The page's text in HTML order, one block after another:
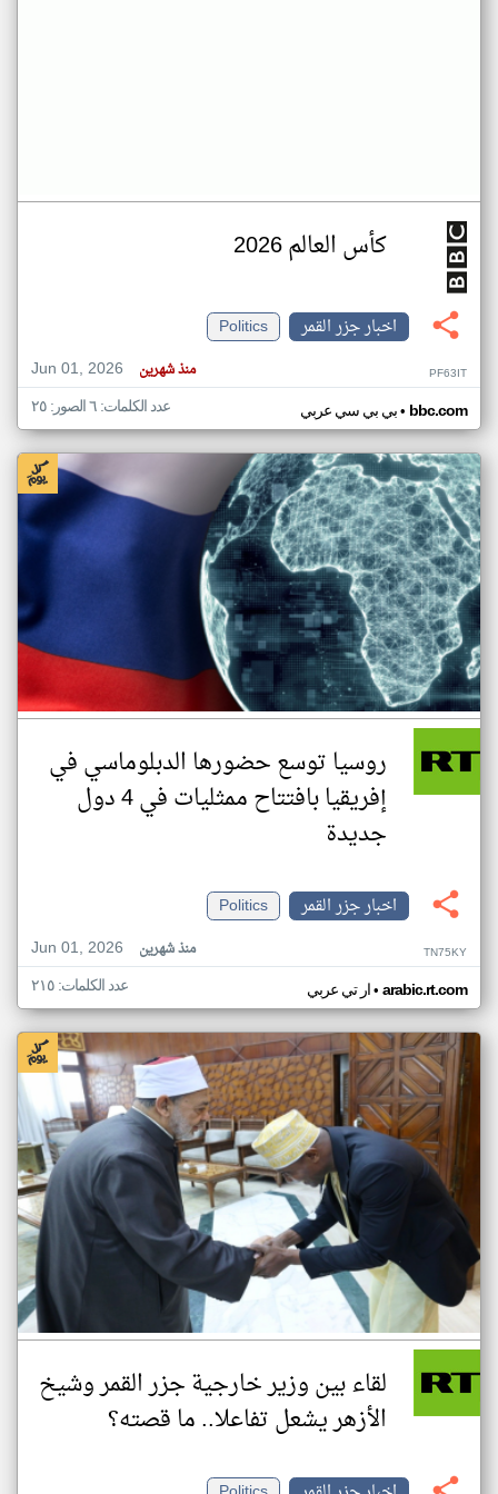
كأس العالم 2026
اخبار جزر القمر
Politics
Jun 01, 2026
منذ شهرين PF63IT
بي بي سي عربي• bbc.com عدد الكلمات: ٦ الصور: ٢٥
روسيا توسع حضورها الدبلوماسي في
إفريقيا بافتتاح ممثليات في 4 دول
جديدة
اخبار جزر القمر
Politics
Jun 01, 2026
منذ شهرين TN75KY
ار تي عربي• arabic.rt.com عدد الكلمات: ٢١٥
لقاء بين وزير خارجية جزر القمر وشيخ
الأزهر يشعل تفاعلا.. ما قصته؟